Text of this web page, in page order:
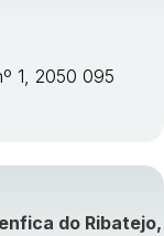
1, 2050 095
do Ribatejo,